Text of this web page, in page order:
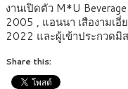
งานเปิดตัว M*U
2005 , แอนนา เสืองามเ
2022 และผู้เข้าประกวด
Share this: